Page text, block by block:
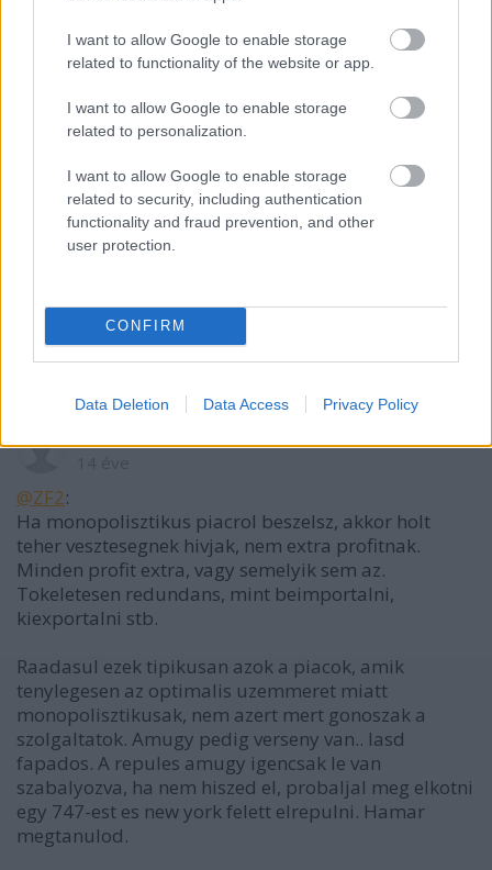
I want to allow Google to enable storage
related to functionality of the website or app.
I want to allow Google to enable storage
related to personalization.
I want to allow Google to enable storage
related to security, including authentication
functionality and fraud prevention, and other
user protection.
CONFIRM
Data Deletion Data Access Privacy Policy
rendszerből áttérve "piacgazdaságnak" is hívták, a
normális rendszerekben van hagyománya a
foygasztóvédelemnek, és nem csak az önszabályozás
Ilyen jogviszonyokat általában le szoktűk
mindent egy mopolhelyzetben lévő szolgáltató.
Te a szolgáltatást megredelted és kfizetted. Nem
hagysz semmilyen járulékos költséget magad után.
szerődési aránytalanságra ez tipikusan egy olyan
helyzet amikor a "szerződésszegés" követlezményei
nem állnak arányosságban az okozott "kárral".
@ZF2:
Ha monopolisztikus piacrol beszelsz, akkor holt
teher vesztesegnek hivjak, nem extra profitnak.
Minden profit extra, vagy semelyik sem az.
Tokeletesen redundans, mint beimportalni,
kiexportalni stb.
Raadasul ezek tipikusan azok a piacok, amik
tenylegesen az optimalis uzemmeret miatt
monopolisztikusak, nem azert mert gonoszak a
szolgaltatok. Amugy pedig verseny van.. lasd
fapados. A repules amugy igencsak le van
szabalyozva, ha nem hiszed el, probaljal meg elkotni
egy 747-est es new york felett elrepulni. Hamar
megtanulod.